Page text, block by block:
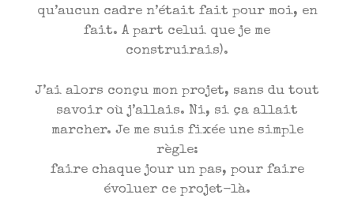
qu’aucun cadre n’était fait pour moi, en
fait. A part celui que je me
construirais).
J’ai alors conçu mon projet, sans du tout
savoir où j’allais. Ni, si ça allait
marcher. Je me suis fixée une simple
règle:
faire chaque jour un pas, pour faire
évoluer ce projet-là.